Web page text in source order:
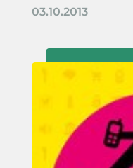
03.10.2013